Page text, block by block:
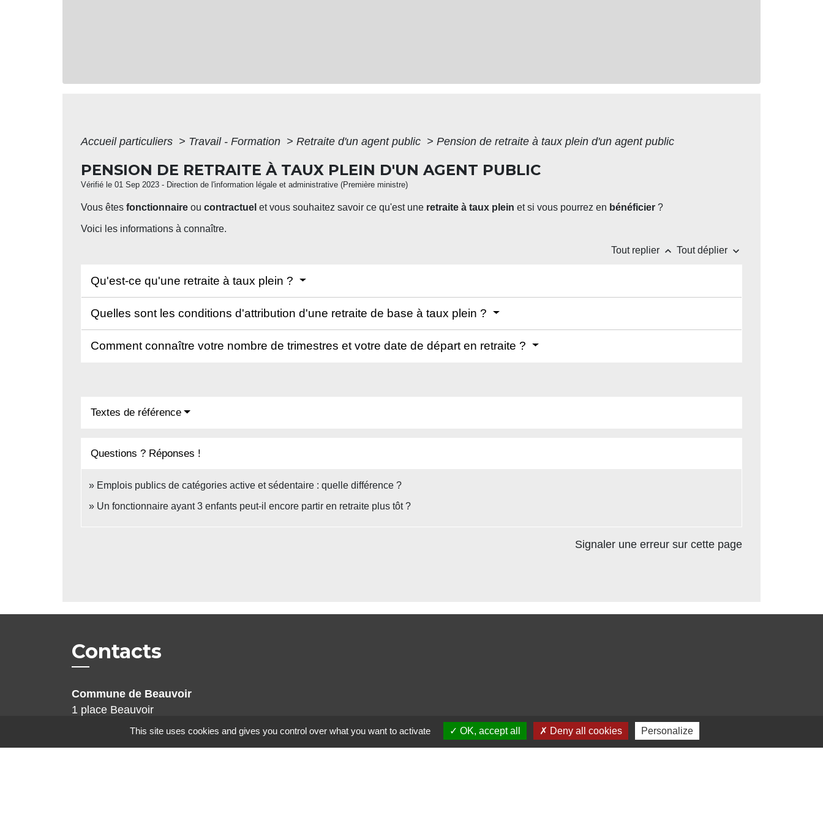
Accueil particuliers > Travail - Formation > Retraite d'un agent public > Pension de retraite à taux plein d'un agent public
PENSION DE RETRAITE À TAUX PLEIN D'UN AGENT PUBLIC
Vérifié le 01 Sep 2023 - Direction de l'information légale et administrative (Première ministre)
Vous êtes fonctionnaire ou contractuel et vous souhaitez savoir ce qu'est une retraite à taux plein et si vous pourrez en bénéficier ?
Voici les informations à connaître.
Tout replier keyboard_arrow_up Tout déplier keyboard_arrow_down
Qu'est-ce qu'une retraite à taux plein ?
Quelles sont les conditions d'attribution d'une retraite de base à taux plein ?
Comment connaître votre nombre de trimestres et votre date de départ en retraite ?
Textes de référence
Questions ? Réponses !
Emplois publics de catégories active et sédentaire : quelle différence ?
Un fonctionnaire ayant 3 enfants peut-il encore partir en retraite plus tôt ?
Signaler une erreur sur cette page
Contacts
Commune de Beauvoir
1 place Beauvoir
60120 Beauvoir - FRANCE
This site uses cookies and gives you control over what you want to activate OK, accept all Deny all cookies Personalize